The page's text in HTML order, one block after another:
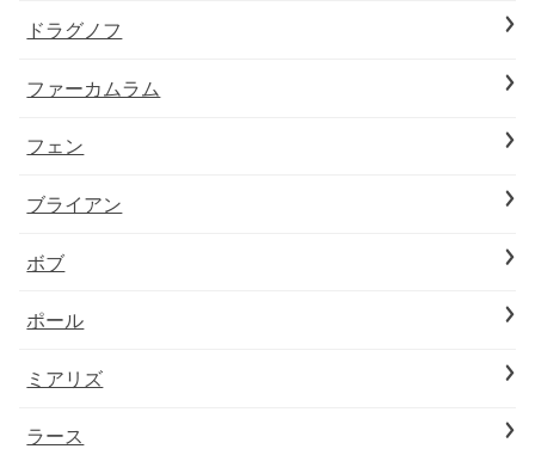
ドラグノフ
ファーカムラム
フェン
ブライアン
ボブ
ポール
ミアリズ
ラース